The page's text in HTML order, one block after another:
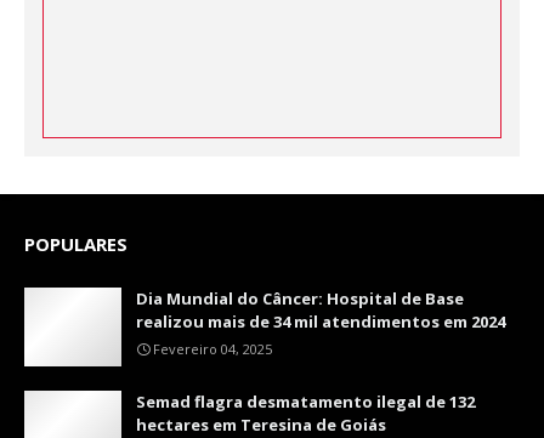
POPULARES
Dia Mundial do Câncer: Hospital de Base
realizou mais de 34 mil atendimentos em 2024
Fevereiro 04, 2025
Semad flagra desmatamento ilegal de 132
hectares em Teresina de Goiás